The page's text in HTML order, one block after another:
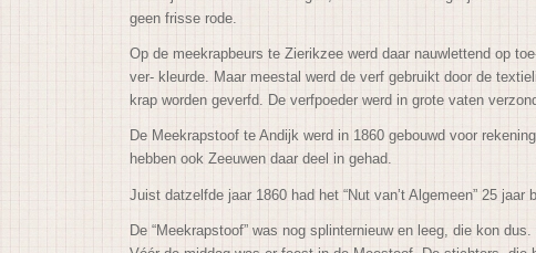
geen frisse rode.
Op de meekrapbeurs te Zierikzee werd daar nauwlettend op
ver- kleurde. Maar meestal werd de verf gebruikt door de
krap worden geverfd. De verfpoeder werd in grote vaten
De Meekrapstoof te Andijk werd in 1860 gebouwd voor
hebben ook Zeeuwen daar deel in gehad.
Juist datzelfde jaar 1860 had het “Nut van’t Algemeen” 25
De “Meekrapstoof” was nog splinternieuw en leeg, die kon